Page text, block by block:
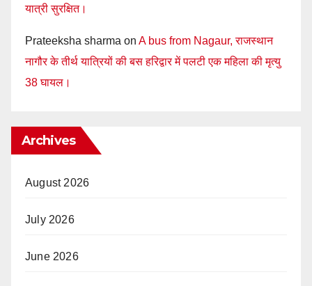
यात्री सुरक्षित।
Prateeksha sharma on A bus from Nagaur, राजस्थान
नागौर के तीर्थ यात्रियों की बस हरिद्वार में पलटी एक महिला की मृत्यु
38 घायल।
Archives
August 2026
July 2026
June 2026